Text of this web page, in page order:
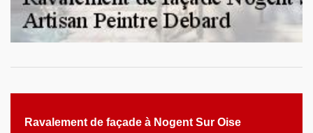
Ravalement de façade à Nogent Sur Oise